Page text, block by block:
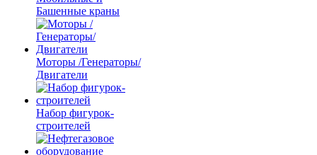
Башенные краны
Моторы /Генераторы/
Двигатели
Набор фигурок-
строителей